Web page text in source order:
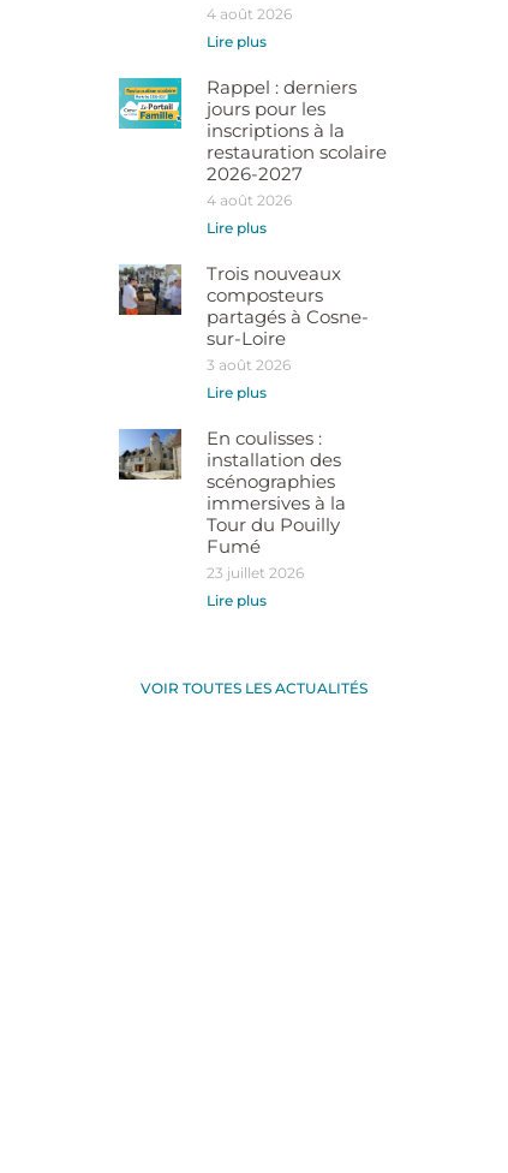
4 août 2026
Lire plus
Rappel : derniers
jours pour les
inscriptions à la
restauration scolaire
2026-2027
4 août 2026
Lire plus
Trois nouveaux
composteurs
partagés à Cosne-
sur-Loire
3 août 2026
Lire plus
En coulisses :
installation des
scénographies
immersives à la
Tour du Pouilly
Fumé
23 juillet 2026
Lire plus
VOIR TOUTES LES ACTUALITÉS